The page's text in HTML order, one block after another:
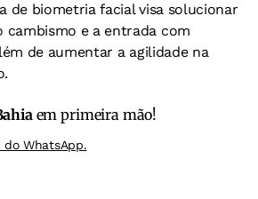
de biometria facial visa solucionar
cambismo e a entrada com
de aumentar a agilidade na
em primeira mão!
WhatsApp.